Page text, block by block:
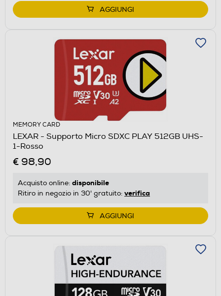
AGGIUNGI
MEMORY CARD
LEXAR - Supporto Micro SDXC PLAY 512GB UHS-
1-Rosso
€ 98,90
Acquisto online: disponibile
Ritiro in negozio in 30' gratuito: verifica
AGGIUNGI